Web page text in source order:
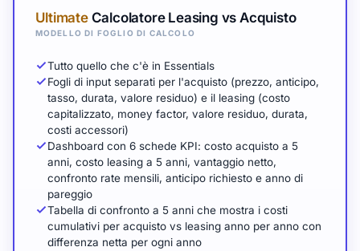
UltimateCalcolatore Leasing vs Acquisto
MODELLO DI FOGLIO DI CALCOLO
Tutto quello che c'è in Essentials
Fogli di input separati per l'acquisto (prezzo, anticipo,
tasso, durata, valore residuo) e il leasing (costo
capitalizzato, money factor, valore residuo, durata,
costi accessori)
Dashboard con 6 schede KPI: costo acquisto a 5
anni, costo leasing a 5 anni, vantaggio netto,
confronto rate mensili, anticipo richiesto e anno di
pareggio
Tabella di confronto a 5 anni che mostra i costi
cumulativi per acquisto vs leasing anno per anno con
differenza netta per ogni anno